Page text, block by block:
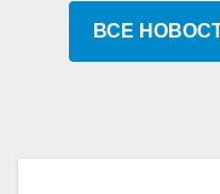
ВСЕ